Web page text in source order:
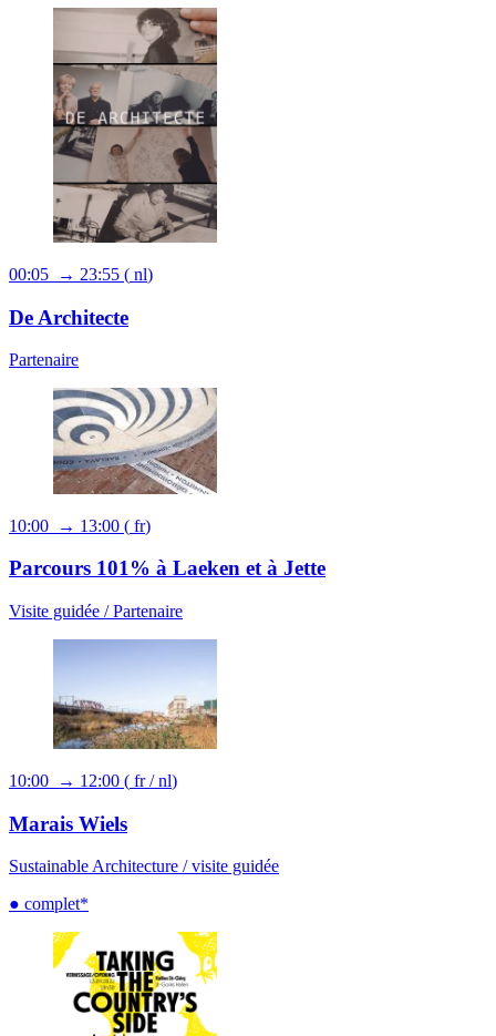
00:05 → 23:55 ( nl)
De Architecte
Partenaire
10:00 → 13:00 ( fr)
Parcours 101% à Laeken et à Jette
Visite guidée /Partenaire
10:00 → 12:00 ( fr/nl)
Marais Wiels
Sustainable Architecture /visite guidée
● complet*